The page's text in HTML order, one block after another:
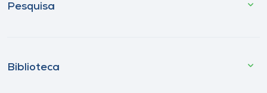
Pesquisa
Biblioteca